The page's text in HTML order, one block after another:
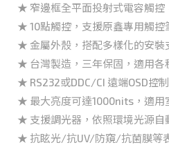
★ 窄邊框全平面投射式電容觸控
★ 10點觸控，支援原鑫專用觸控
★ 金屬外殼，搭配多樣化的安裝
★ 台灣製造，三年保固，適用各
★ RS232或DDC/CI 遠端OSD控
★ 最大亮度可達1000nits，適用
★ 支援調光器，依照環境光源自
★ 抗眩光/抗UV/防窺/抗菌膜等